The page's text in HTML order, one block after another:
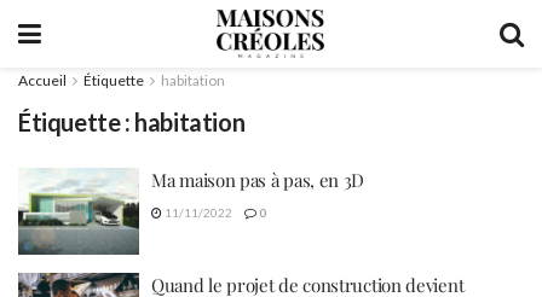
Accueil Étiquette habitation
Étiquette : habitation
Ma maison pas à pas, en 3D
11/11/2022 0
Quand le projet de construction devient